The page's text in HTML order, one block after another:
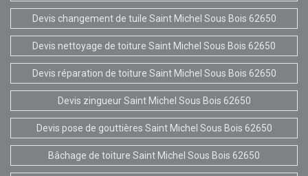
Devis changement de tuile Saint Michel Sous Bois 62650
Devis nettoyage de toiture Saint Michel Sous Bois 62650
Devis réparation de toiture Saint Michel Sous Bois 62650
Devis zingueur Saint Michel Sous Bois 62650
Devis pose de gouttières Saint Michel Sous Bois 62650
Bâchage de toiture Saint Michel Sous Bois 62650